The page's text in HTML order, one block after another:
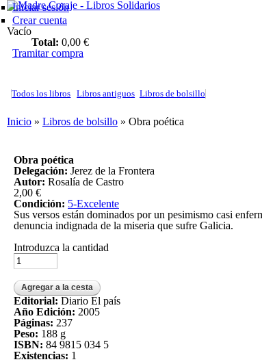
Iniciar sesión
Crear cuenta
Vacío
Total: 0,00 €
Tramitar compra
Madre Coraje - Libros Solidarios
Todos los libros Libros antiguos Libros de bolsillo
Usted está aquí
Inicio » Libros de bolsillo » Obra poética
Obra poética
Delegación: Jerez de la Frontera
Autor: Rosalía de Castro
2,00 €
Condición: 5-Excelente
Sus versos están dominados por un pesimismo casi
denuncia indignada de la miseria que sufre Galicia.
Introduzca la cantidad
Editorial: Diario El país
Año Edición: 2005
Páginas: 237
Peso: 188 g
ISBN: 84 9815 034 5
Existencias: 1